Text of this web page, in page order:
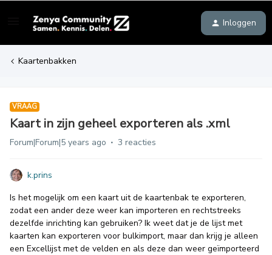
Inloggen
Kaartenbakken
VRAAG
Kaart in zijn geheel exporteren als .xml
Forum|Forum|5 years ago 3 reacties
k.prins
Is het mogelijk om een kaart uit de kaartenbak te exporteren,
zodat een ander deze weer kan importeren en rechtstreeks
dezelfde inrichting kan gebruiken? Ik weet dat je de lijst met
kaarten kan exporteren voor bulkimport, maar dan krijg je alleen
een Excellijst met de velden en als deze dan weer geïmporteerd